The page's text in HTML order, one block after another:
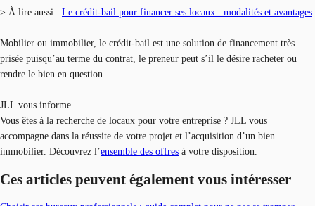
> À lire aussi : Le crédit-bail pour financer ses locaux : modalités et avantages
Mobilier ou immobilier, le crédit-bail est une solution de financement très
prisée puisqu’au terme du contrat, le preneur peut s’il le désire racheter ou
rendre le bien en question.
JLL vous informe…
Vous êtes à la recherche de locaux pour votre entreprise ? JLL vous
accompagne dans la réussite de votre projet et l’acquisition d’un bien
immobilier. Découvrez l’ensemble des offres à votre disposition.
Ces articles peuvent également vous intéresser